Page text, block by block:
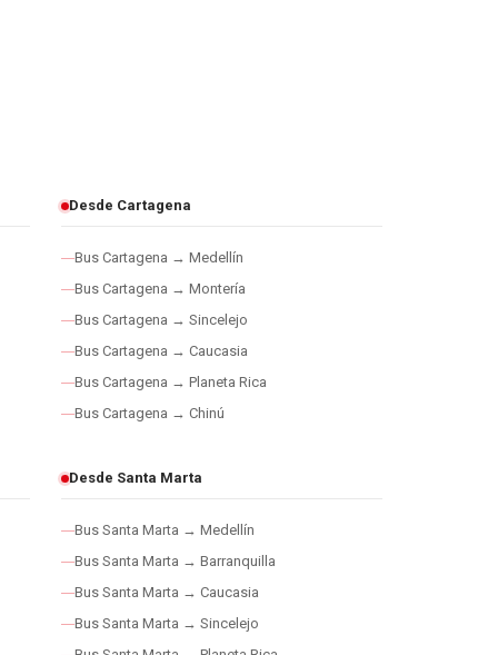
Desde Cartagena
Bus Cartagena → Medellín
Bus Cartagena → Montería
Bus Cartagena → Sincelejo
Bus Cartagena → Caucasia
Bus Cartagena → Planeta Rica
Bus Cartagena → Chinú
Desde Santa Marta
Bus Santa Marta → Medellín
Bus Santa Marta → Barranquilla
Bus Santa Marta → Caucasia
Bus Santa Marta → Sincelejo